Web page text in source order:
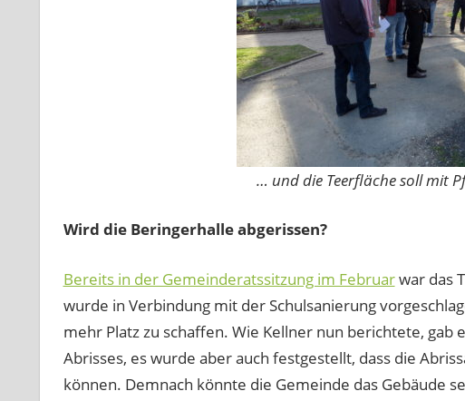
… und die Teerfläche soll mit
Wird die Beringerhalle abgerissen?
Bereits in der Gemeinderatssitzung im Februarwar das
wurde in Verbindung mit der Schulsanierung
mehr Platz zu schaffen. Wie Kellner nun berichtete,
Abrisses, es wurde aber auch festgestellt, dass die
können. Demnach könnte die Gemeinde das Gebäude